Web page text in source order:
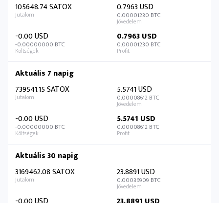
105648.74 SATOX
0.7963 USD
0.00001230 BTC
-0.00 USD
-0.00000000 BTC
0.7963 USD
0.00001230 BTC
Aktuális 7 napig
739541.15 SATOX
5.5741 USD
0.00008612 BTC
-0.00 USD
-0.00000000 BTC
5.5741 USD
0.00008612 BTC
Aktuális 30 napig
3169462.08 SATOX
23.8891 USD
0.00036909 BTC